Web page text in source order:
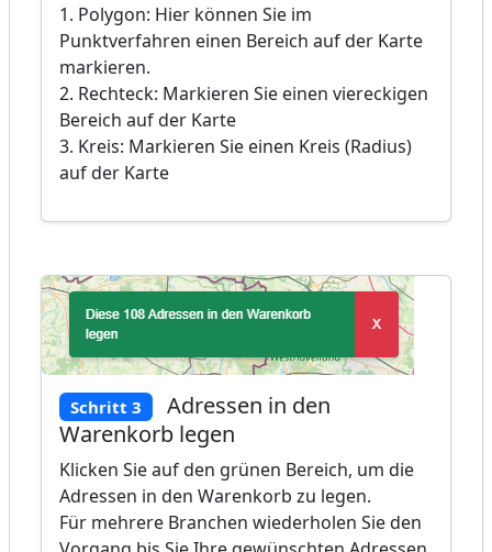
1. Polygon: Hier können Sie im
Punktverfahren einen Bereich auf der Karte
markieren.
2. Rechteck: Markieren Sie einen viereckigen
Bereich auf der Karte
3. Kreis: Markieren Sie einen Kreis (Radius)
auf der Karte
Schritt 3
Adressen in den
Warenkorb legen
Klicken Sie auf den grünen Bereich, um die
Adressen in den Warenkorb zu legen.
Für mehrere Branchen wiederholen Sie den